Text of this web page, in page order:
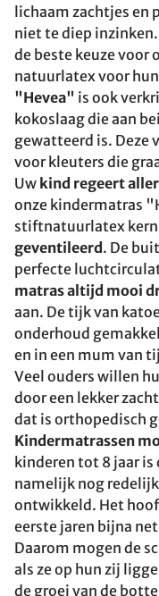
lichaam zachtjes
niet te diep
de beste keuze voor
natuurlatex voor
"Hevea" is ook
kokoslaag die aan
gewatteerd is. Deze
voor kleuters die
Uw kind regeert
onze kindermatras
stiftnatuurlatex kern
geventileerd . De
perfecte
matras altijd mooi
aan. De tijk van
onderhoud
en in een mum van
Veel ouders willen
door een lekker
dat is orthopedisch
Kindermatrassen
kinderen tot 8 jaar
namelijk nog
ontwikkeld. Het
eerste jaren bijna
Daarom mogen de
als ze op hun zij
de groei van de